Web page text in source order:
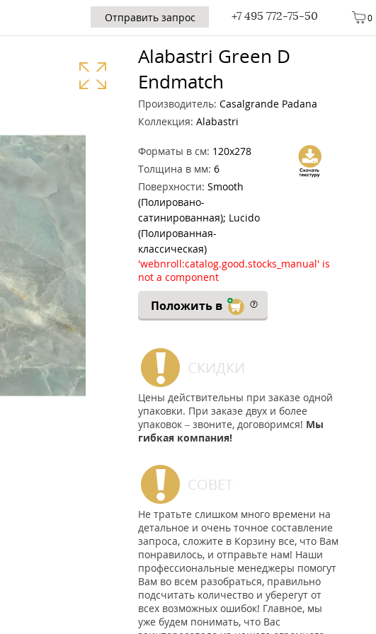
0
+7 495 772-75-50
Отправить запрос
Alabastri Green D
Endmatch
Производитель: Casalgrande Padana
Коллекция: Alabastri
Форматы в см: 120x278
Толщина в мм: 6
Поверхности: Smooth
(Полировано-
сатинированная); Lucido
(Полированная-
классическая)
'webnroll:catalog.good.stocks_manual' is
not a component
Положить в
СКИДКИ
Цены действительны при заказе одной
упаковки. При заказе двух и более
упаковок – звоните, договоримся! Мы
гибкая компания!
СОВЕТ
Не тратьте слишком много времени на
детальное и очень точное составление
запроса, сложите в Корзину все, что Вам
понравилось, и отправьте нам! Наши
профессиональные менеджеры помогут
Вам во всем разобраться, правильно
подсчитать количество и уберегут от
всех возможных ошибок! Главное, мы
уже будем понимать, что Вас